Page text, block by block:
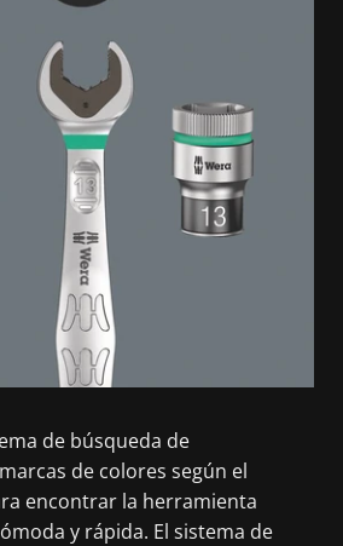
de búsqueda de
de colores según el
encontrar la herramienta
y rápida. El sistema de